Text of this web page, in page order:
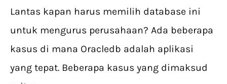
Lantas kapan harus memilih database ini
untuk mengurus perusahaan? Ada beberapa
kasus di mana Oracledb adalah aplikasi
yang tepat. Beberapa kasus yang dimaksud